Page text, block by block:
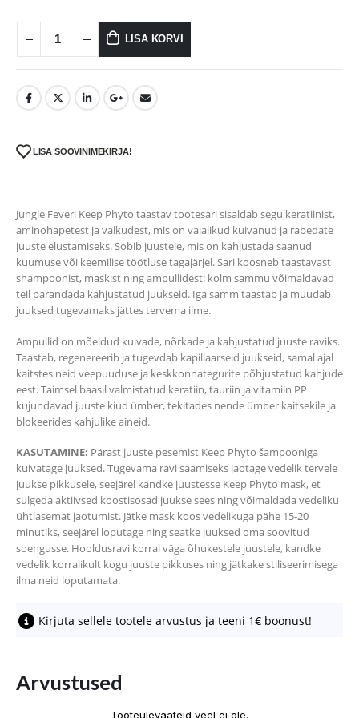
LISA KORVI
LISA SOOVINIMEKIRJA!
Jungle Feveri Keep Phyto taastav tootesari sisaldab segu keratiinist,
aminohapetest ja valkudest, mis on vajalikud kuivanud ja rabedate
juuste elustamiseks. Sobib juustele, mis on kahjustada saanud
kuumuse või keemilise töötluse tagajärjel. Sari koosneb taastavast
shampoonist, maskist ning ampullidest: kolm sammu võimaldavad
teil parandada kahjustatud juukseid. Iga samm taastab ja muudab
juuksed tugevamaks jättes tervema ilme.
Ampullid on mõeldud kuivade, nõrkade ja kahjustatud juuste raviks.
Taastab, regenereerib ja tugevdab kapillaarseid juukseid, samal ajal
kaitstes neid veepuuduse ja keskkonnategurite põhjustatud kahjude
eest. Taimsel baasil valmistatud keratiin, tauriin ja vitamiin PP
kujundavad juuste kiud ümber, tekitades nende ümber kaitsekile ja
blokeerides kahjulike aineid.
KASUTAMINE: Pärast juuste pesemist Keep Phyto šampooniga
kuivatage juuksed. Tugevama ravi saamiseks jaotage vedelik tervele
juukse pikkusele, seejärel kandke juustesse Keep Phyto mask, et
sulgeda aktiivsed koostisosad juukse sees ning võimaldada vedeliku
ühtlasemat jaotumist. Jätke mask koos vedelikuga pähe 15-20
minutiks, seejärel loputage ning seatke juuksed oma soovitud
soengusse. Hooldusravi korral väga õhukestele juustele, kandke
vedelik korralikult kogu juuste pikkuses ning jätkake stiliseerimisega
ilma neid loputamata.
Kirjuta sellele tootele arvustus ja teeni 1€ boonust!
Arvustused
Tooteülevaateid veel ei ole.